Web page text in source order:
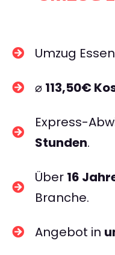
Umzug
⌀ 113,50€
Express-
Stunden.
Über 16
Branche.
Angebot in